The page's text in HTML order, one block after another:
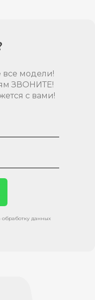
все модели!
ЗВОНИТЕ!
с вами!
обработку данных